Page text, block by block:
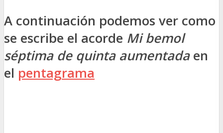
A continuación podemos ver como
se escribe el acorde Mi bemol
séptima de quinta aumentadaen
el pentagrama